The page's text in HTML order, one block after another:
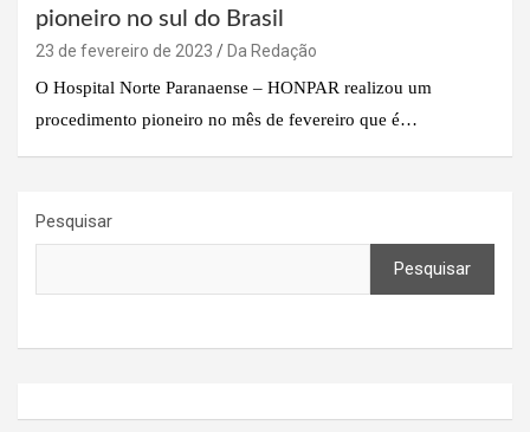
pioneiro no sul do Brasil
23 de fevereiro de 2023
Da Redação
O Hospital Norte Paranaense – HONPAR realizou um
procedimento pioneiro no mês de fevereiro que é…
Pesquisar
Pesquisar